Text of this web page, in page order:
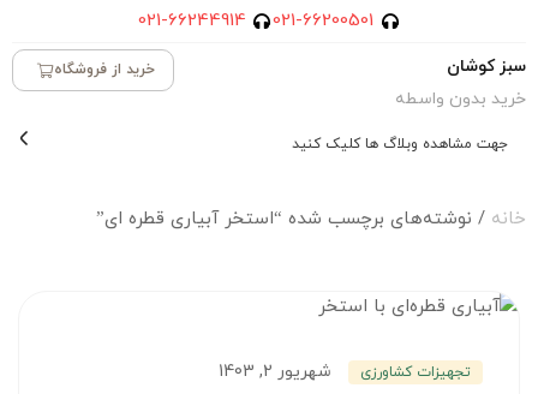
021-66200501
021-66244914
سبز کوشان خرید از فروشگاه
خرید بدون واسطه
جهت مشاهده وبلاگ ها کلیک کنید
خانه / نوشته‌های برچسب شده “استخر آبیاری قطره ای”
تجهیزات کشاورزی شهریور 2, 1403